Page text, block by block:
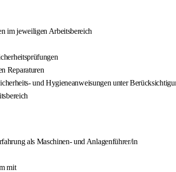
im jeweiligen Arbeitsbereich
Reparaturen
und Hygieneanweisungen unter
als Maschinen- und Anlagenführer/in
mit